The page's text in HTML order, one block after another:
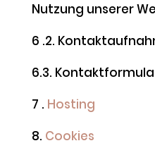
Nutzung unserer
6 .2.
6.3.
7 . Hosting
8. Cookies